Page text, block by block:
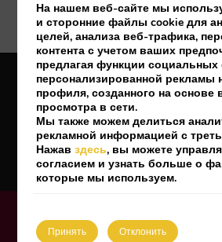
надлежащее уведомление
Политика cookie
Разработано
На нашем веб-сайте мы
и сторонние файлы cookie для
целей, анализа веб-трафика,
контента с учетом ваших
предлагая функции социальных
персонализированной рекламы
профиля, созданного на
просмотра в сети.
Мы также можем делиться
рекламной информацией с
Нажавздесь, вы можете
согласием и узнать больше о
которые мы используем.
Принять Отклонить